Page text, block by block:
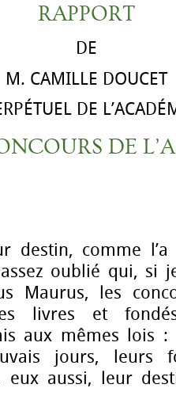
RAPPORT
DE
M. CAMILLE DOUCET
DE
DE
destin, comme
assez oublié qui, si
Maurus, les
livres et
aux mêmes lois
jours, leurs
eux aussi, leur